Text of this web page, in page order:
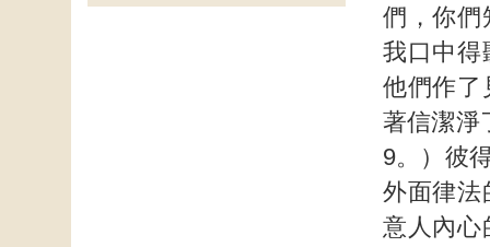
們，你們
我口中得
他們作了
著信潔淨
9。）彼
外面律法
意人內心